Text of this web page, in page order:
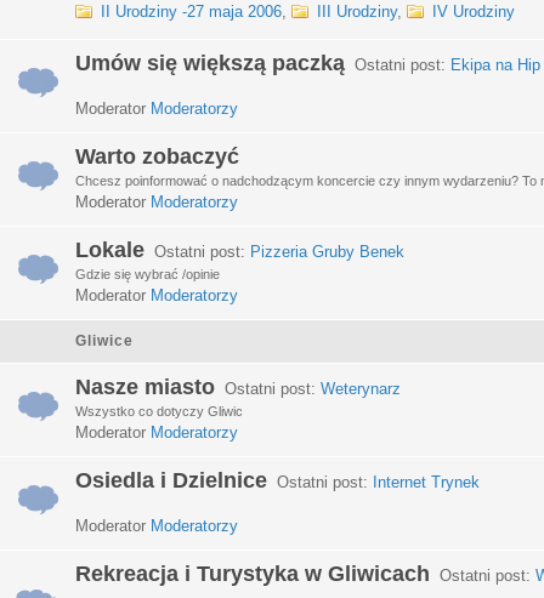
II Urodziny -27 maja 2006, III Urodziny, IV Urodziny
Umów się większą paczką Ostatni post: Ekipa na
Moderator Moderatorzy
Warto zobaczyć
Chcesz poinformować o nadchodzącym koncercie czy innym wydarzeniu? To
Moderator Moderatorzy
Lokale Ostatni post: Pizzeria Gruby Benek
Gdzie się wybrać /opinie
Moderator Moderatorzy
Gliwice
Nasze miasto Ostatni post: Weterynarz
Wszystko co dotyczy Gliwic
Moderator Moderatorzy
Osiedla i Dzielnice Ostatni post: Internet Trynek
Moderator Moderatorzy
Rekreacja i Turystyka w Gliwicach Ostatni post: